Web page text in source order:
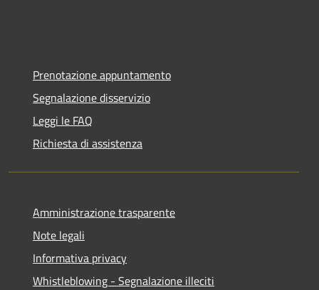
Prenotazione appuntamento
Segnalazione disservizio
Leggi le FAQ
Richiesta di assistenza
Amministrazione trasparente
Note legali
Informativa privacy
Whistleblowing - Segnalazione illeciti